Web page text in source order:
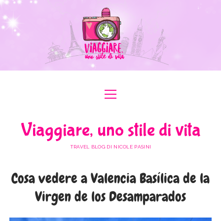
ABOUT ME
MEDIA KIT
menu
BOLOGNA
FORLÌ-CESENA
MODENA
apri
menu
LAZIO
LOMBARDIA
AUSTRIA
BULGARIA
AFRICA apri
EGITTO
ASIA
apri
apri
menu
Viaggiare, uno stile di vita
TRAVEL BLOG DI NICOLE PASINI
Cosa vedere a Valencia Basílica de la
Virgen de los Desamparados